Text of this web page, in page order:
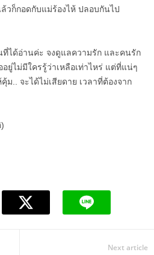
วก็กอดกับแม่ร้องไห้ ปลอบกันไป
ได้อ่านค่ะ จงดูแลความรัก และคนรัก
ยู่ไม่มีใครรู้ว่าเหลือเท่าไหร่ แต่ที่แน่ๆ
.. จะได้ไม่เสียดาย เวลาที่ต้องจาก
Next article